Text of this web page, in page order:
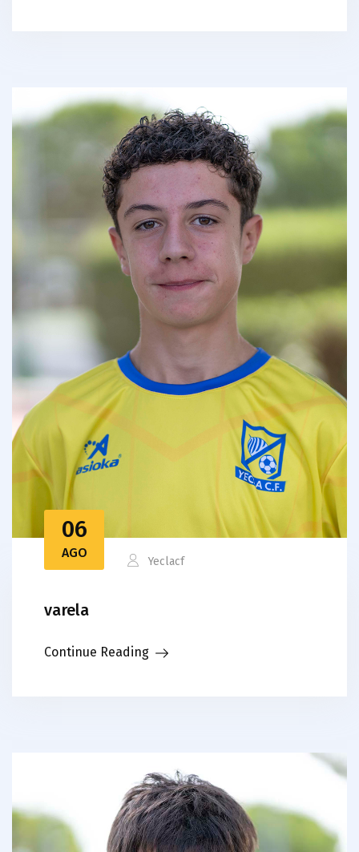
06
AGO
Yeclacf
varela
Continue Reading